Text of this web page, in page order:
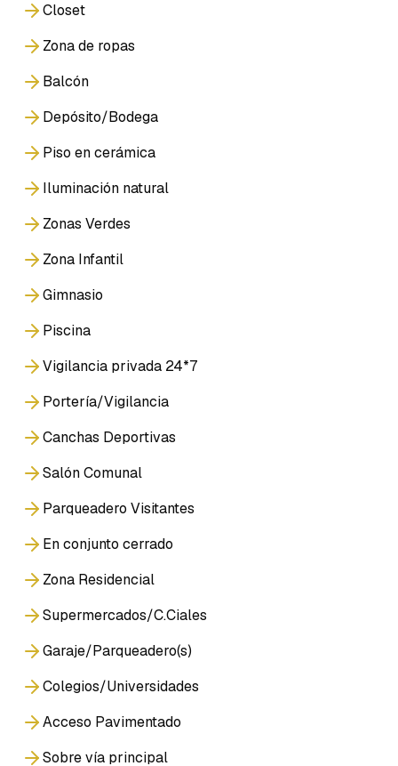
Closet
Zona de ropas
Balcón
Depósito/Bodega
Piso en cerámica
Iluminación natural
Zonas Verdes
Zona Infantil
Gimnasio
Piscina
Vigilancia privada 24*7
Portería/Vigilancia
Canchas Deportivas
Salón Comunal
Parqueadero Visitantes
En conjunto cerrado
Zona Residencial
Supermercados/C.Ciales
Garaje/Parqueadero(s)
Colegios/Universidades
Acceso Pavimentado
Sobre vía principal